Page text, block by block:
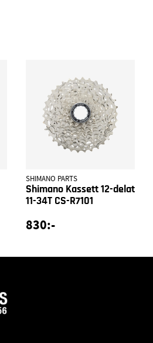
SHIMANO PARTS
Shimano Kassett 12-delat
11-34T CS-R7101
830:-